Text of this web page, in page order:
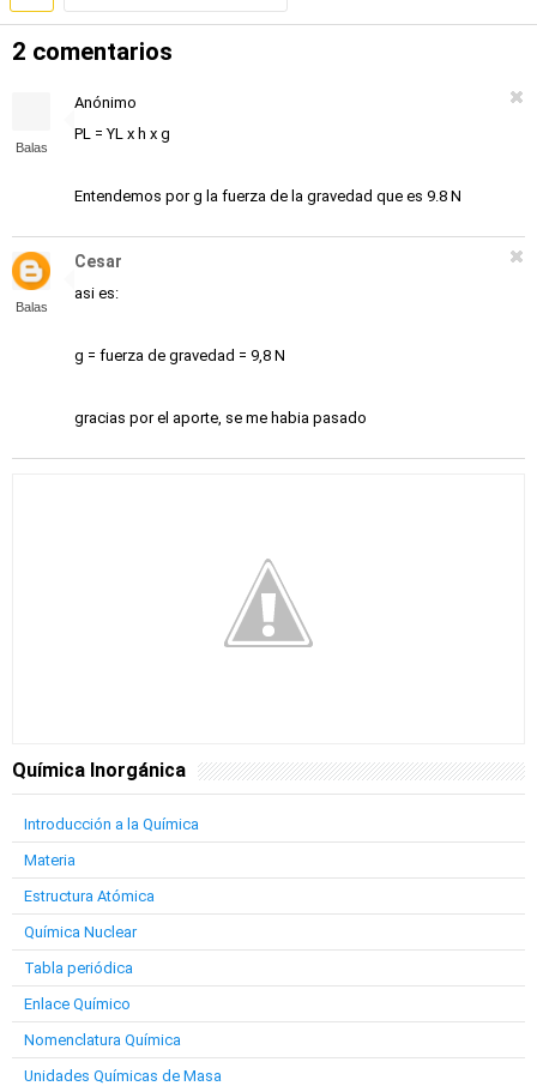
2 comentarios
Balas
Anónimo
PL = ϒL x h x g
Entendemos por g la fuerza de la gravedad que es 9.8 N
Balas
Cesar
asi es:
g = fuerza de gravedad = 9,8 N
gracias por el aporte, se me habia pasado
Química Inorgánica
Introducción a la Química
Materia
Estructura Atómica
Química Nuclear
Tabla periódica
Enlace Químico
Nomenclatura Química
Unidades Químicas de Masa